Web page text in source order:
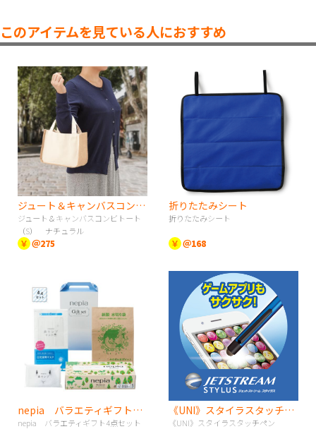
このアイテムを見ている人におすすめ
ジュート＆キャンバスコンビトート（S） ナチュラル
ジュート＆キャンバスコンビトート
（S） ナチュラル
￥ ＠275
折りたたみシート
折りたたみシート
￥ ＠168
nepia バラエティギフト4点セット
nepia バラエティギフト4点セット
《UNI》スタイラスタッチペン
《UNI》スタイラスタッチペン